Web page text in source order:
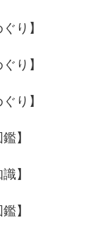
り】
り】
り】
】
】
】